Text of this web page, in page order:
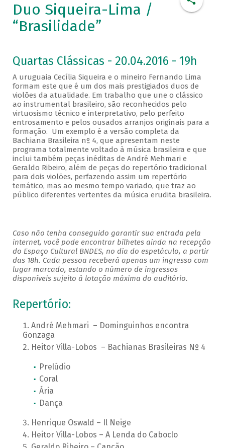
Duo Siqueira-Lima /
“Brasilidade”
Quartas Clássicas - 20.04.2016 - 19h
A uruguaia Cecília Siqueira e o mineiro Fernando Lima
formam este que é um dos mais prestigiados duos de
violões da atualidade. Em trabalho que une o clássico
ao instrumental brasileiro, são reconhecidos pelo
virtuosismo técnico e interpretativo, pelo perfeito
entrosamento e pelos ousados arranjos originais para a
formação. Um exemplo é a versão completa da
Bachiana Brasileira nº 4, que apresentam neste
programa totalmente voltado à música brasileira e que
inclui também peças inéditas de André Mehmari e
Geraldo Ribeiro, além de peças do repertório tradicional
para dois violões, perfazendo assim um repertório
temático, mas ao mesmo tempo variado, que traz ao
público diferentes vertentes da música erudita brasileira.
Caso não tenha conseguido garantir sua entrada pela
internet, você pode encontrar bilhetes ainda na recepção
do Espaço Cultural BNDES, no dia do espetáculo, a partir
das 18h. Cada pessoa receberá apenas um ingresso com
lugar marcado, estando o número de ingressos
disponíveis sujeito à lotação máxima do auditório.
Repertório:
André Mehmari – Dominguinhos encontra
Gonzaga
Heitor Villa-Lobos – Bachianas Brasileiras Nº 4
Prelúdio
Coral
Ária
Dança
Henrique Oswald – Il Neige
Heitor Villa-Lobos – A Lenda do Caboclo